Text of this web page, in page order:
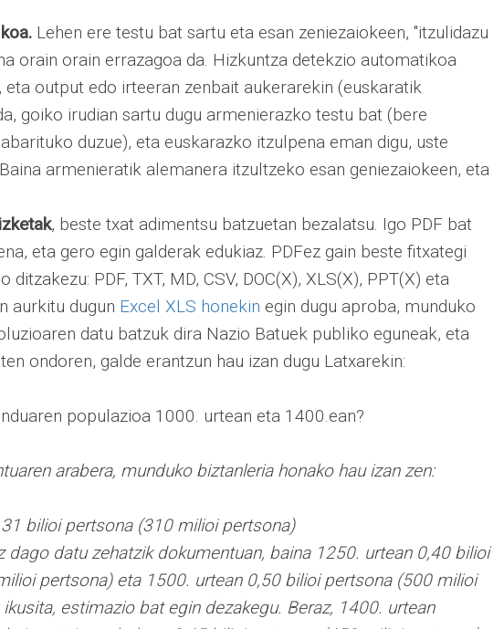
Lehen ere testu bat sartu eta esan zeniezaiokeen, "itzulidazu
orain orain errazagoa da. Hizkuntza detekzio automatikoa
eta output edo irteeran zenbait aukerarekin (euskaratik
goiko irudian sartu dugu armenierazko testu bat (bere
duzue), eta euskarazko itzulpena eman digu, uste
armenieratik alemanera itzultzeko esan geniezaiokeen, eta
, beste txat adimentsu batzuetan bezalatsu. Igo PDF bat
eta gero egin galderak edukiaz. PDFez gain beste fitxategi
ditzakezu: PDF, TXT, MD, CSV, DOC(X), XLS(X), PPT(X) eta
aurkitu dugun Excel XLS honekin egin dugu aproba, munduko
datu batzuk dira Nazio Batuek publiko eguneak, eta
ondoren, galde erantzun hau izan dugu Latxarekin:
populazioa 1000. urtean eta 1400.ean?
arabera, munduko biztanleria honako hau izan zen:
bilioi pertsona (310 milioi pertsona)
dago datu zehatzik dokumentuan, baina 1250. urtean 0,40 bilioi
pertsona) eta 1500. urtean 0,50 bilioi pertsona (500 milioi
estimazio bat egin dezakegu. Beraz, 1400. urtean